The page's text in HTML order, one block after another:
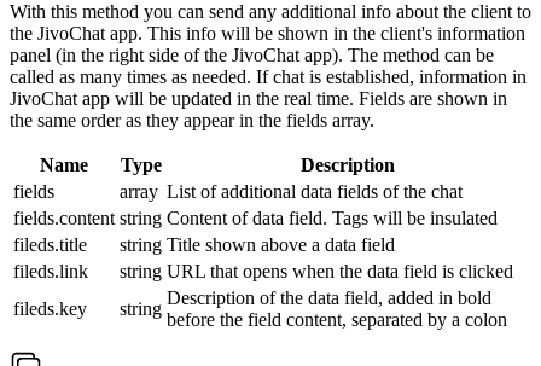
With this method you can send any additional info about the client to
the JivoChat app. This info will be shown in the client's information
panel (in the right side of the JivoChat app). The method can be
called as many times as needed. If chat is established, information in
JivoChat app will be updated in the real time. Fields are shown in
the same order as they appear in the fields array.
Name Type
Description
fields
array List of additional data fields of the chat
fields.content string Content of data field. Tags will be insulated
fileds.title
string Title shown above a data field
fileds.link
string URL that opens when the data field is clicked
fileds.key
string
Description of the data field, added in bold
before the field content, separated by a colon